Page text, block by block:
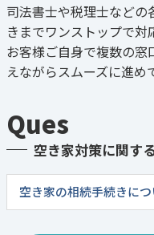
司法書士や税理士など
きまでワンストップで対
お客様ご自身で複数の
えながらスムーズに進め
Ques
空き家対策に関す
空き家の相続手続きに